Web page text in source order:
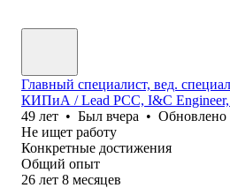
Главный специалист, вед.
КИПиА / Lead PCC, I&C Engineer,
49 лет • Был вчера • Обновлено
Не ищет работу
Конкретные достижения
Общий опыт
26 лет 8 месяцев